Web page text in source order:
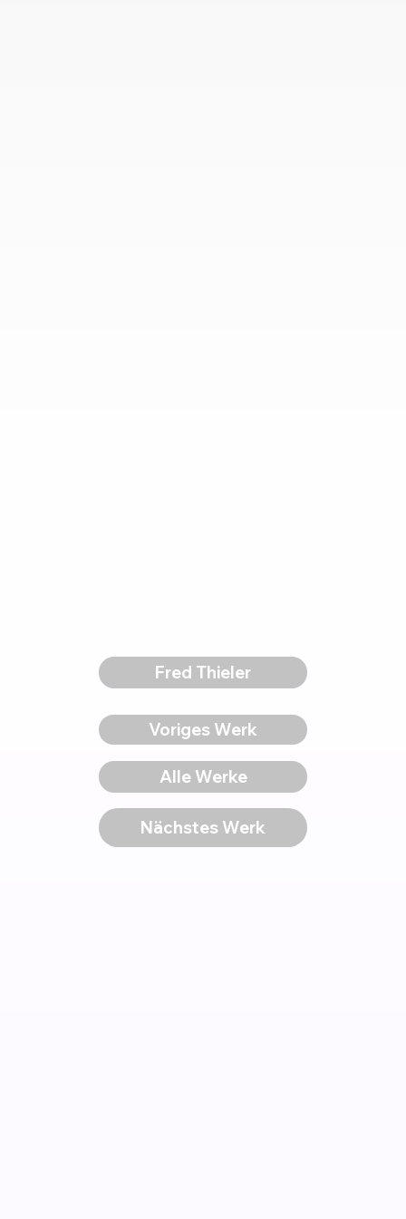
Fred Thieler
Voriges Werk
Alle Werke
Nächstes Werk